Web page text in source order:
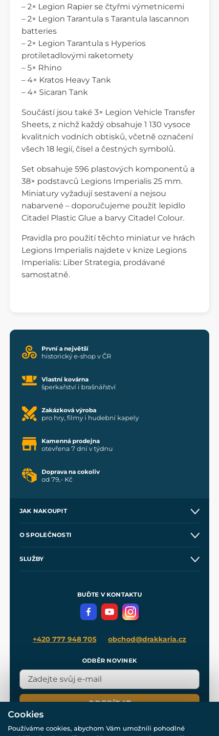
– 2× Legion Rapier se čtyřmi výmetnicemi
– 2× Legion Tarantula s Tarantula lascannon
batteries
– 2× Legion Tarantula s Hyperios
protiletadlovými raketomety
– 5× Rhino
– 4× Kratos Heavy Tank
– 4× Sicaran Tank
Součástí jsou také 3× Legion Vehicle Transfer
Sheets, z nichž každý obsahuje 1 130 vysoce
kvalitních vodních obtisků, včetně označení
všech 18 legií, čísel a čestných symbolů.
Set obsahuje 596 plastových komponentů a
38× podstavců Legions Imperialis 25 mm.
Miniatury vyžadují sestavení a nejsou
nabarvené – doporučujeme použít lepidlo
Citadel Plastic Glue a barvy Citadel Colour.
Pravidla pro použití těchto miniatur ve hrách
Legions Imperialis najdete v knize Legions
Imperialis: Liber Strategia, prodávané
samostatně.
První a největší
historický e-shop v ČR
Vlastní kovárna
šperkařství i brašnářství
Zakázková výroba
pro hry, filmy i hudební kapely
Kamenná prodejna
otevřena 7 dní v týdnu
Doprava na cokoliv
od 79,- Kč
JAK NAKOUPIT
Velkoobchod
O SPOLEČNOSTI
SLUŽBY
Meče pro Kingdom Come
BUĎTE V KONTAKTU
+420 777 948 705 obchod@drakkaria.cz
ODBĚR NOVINEK
ODEBÍRAT
Cookies
Používáme cookies, abychom Vám umožnili pohodlné